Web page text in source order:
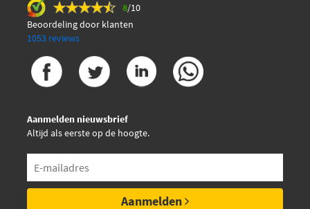
8/10
Beoordeling door klanten
1053 reviews
Aanmelden nieuwsbrief
Altijd als eerste op de hoogte.
Aanmelden